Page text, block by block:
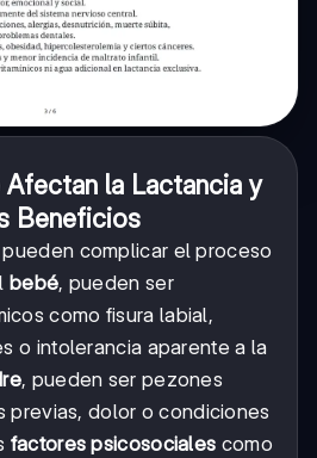
Afectan la Lactancia y
Beneficios
complicar el proceso
bebé, pueden ser
como fisura labial,
o intolerancia aparente a la
, pueden ser pezones
previas, dolor o condiciones
factores psicosociales como